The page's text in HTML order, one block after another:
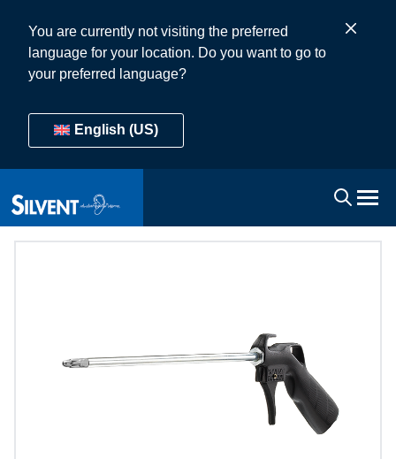
You are currently not visiting the preferred
language for your location. Do you want to go to
your preferred language?
English (US)